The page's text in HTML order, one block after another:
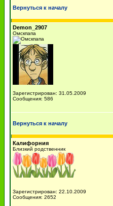
Вернуться к началу
Demon_2907
Омскпапа
Зарегистрирован: 31.05.2009
Сообщения: 586
Вернуться к началу
Калифорния
Близкий родственник
Зарегистрирован: 22.10.2009
Сообщения: 2652